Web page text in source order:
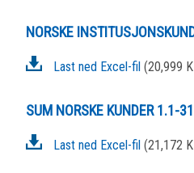
NORSKE
Last ned Excel-fil (20,999
SUM NORSKE KUNDER 1.1-
Last ned Excel-fil (21,172